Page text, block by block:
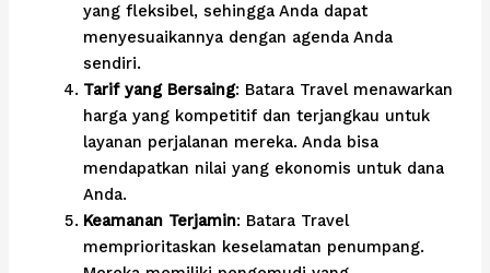
yang fleksibel, sehingga Anda dapat
menyesuaikannya dengan agenda Anda
sendiri.
Tarif yang Bersaing: Batara Travel menawarkan
harga yang kompetitif dan terjangkau untuk
layanan perjalanan mereka. Anda bisa
mendapatkan nilai yang ekonomis untuk dana
Anda.
Keamanan Terjamin: Batara Travel
memprioritaskan keselamatan penumpang.